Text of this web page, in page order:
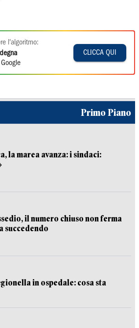
l'algoritmo:
CLICCA QUI
Primo Piano
la marea avanza: i sindaci:
il numero chiuso non ferma
succedendo
in ospedale: cosa sta